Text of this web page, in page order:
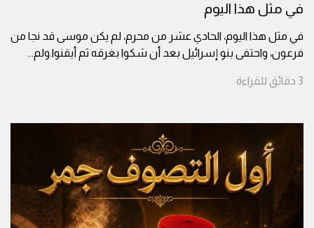
في مثل هذا اليوم
في مثل هذا اليوم، الحادي عشر من محرم، لم يكن موسى قد نجا من
فرعون، واحتفى بنو إسرائيل بعد أن شكوا بغرقه ثم أيقنوا.ولم...
3 دقائق للقراءة